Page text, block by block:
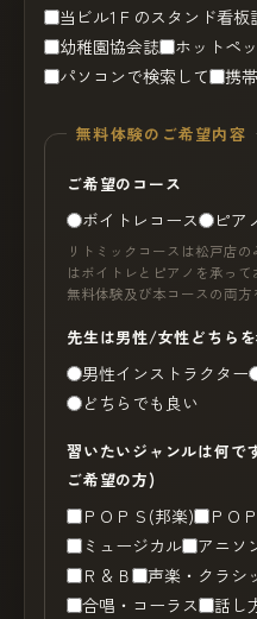
当ビル1Ｆのスタンド看板
幼稚園協会誌
ホットペ
パソコンで検索して
携
無料体験のご希望内容
ご希望のコース
ボイトレコース ピア
リトミックコースは松戸店
はボイトレとピアノを承って
無料体験及び本コースの両方
先生は男性/女性どちら
男性インストラクター
どちらでも良い
習いたいジャンルは何で
ご希望の方)
ＰＯＰＳ(邦楽) ＰＯ
ミュージカル
アニソ
Ｒ＆Ｂ
声楽・クラシ
合唱・コーラス
話し